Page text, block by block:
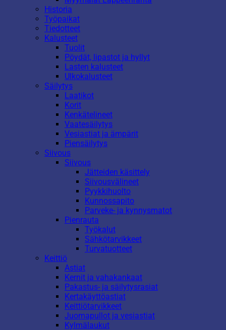
Historia
Työpaikat
Tiedotteet
Kalusteet
Tuolit
Pöydät, lipastot ja hyllyt
Lasten kalusteet
Ulkokalusteet
Säilytys
Laatikot
Korit
Kenkätelineet
Vaatesäilytys
Vesiastiat ja ämpärit
Piensäilytys
Siivous
Siivous
Jätteiden käsittely
Siivousvälineet
Pyykkihuolto
Kunnossapito
Parveke- ja kynnysmatot
Pienrauta
Työkalut
Sähkötarvikkeet
Turvatuotteet
Keittiö
Astiat
Kernit ja vahakankaat
Pakastus- ja säilytysrasiat
Kertakäyttöastiat
Keittiötarvikkeet
Juomapullot ja vesiastiat
Kylmälaukut